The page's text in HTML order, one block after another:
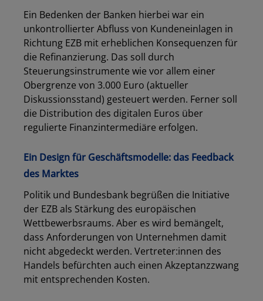
Ein Bedenken der Banken hierbei war ein
unkontrollierter Abfluss von Kundeneinlagen in
Richtung EZB mit erheblichen Konsequenzen für
die Refinanzierung. Das soll durch
Steuerungsinstrumente wie vor allem einer
Obergrenze von 3.000 Euro (aktueller
Diskussionsstand) gesteuert werden. Ferner soll
die Distribution des digitalen Euros über
regulierte Finanzintermediäre erfolgen.
Ein Design für Geschäftsmodelle: das Feedback
des Marktes
Politik und Bundesbank begrüßen die Initiative
der EZB als Stärkung des europäischen
Wettbewerbsraums. Aber es wird bemängelt,
dass Anforderungen von Unternehmen damit
nicht abgedeckt werden. Vertreter:innen des
Handels befürchten auch einen Akzeptanzzwang
mit entsprechenden Kosten.